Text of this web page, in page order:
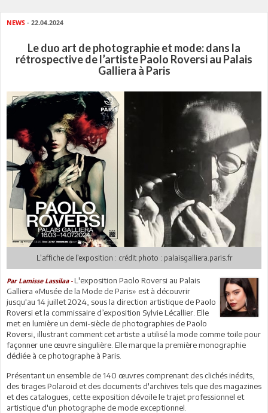
NEWS - 22.04.2024
Le duo art de photographie et mode: dans la
rétrospective de l’artiste Paolo Roversi au Palais
Galliera à Paris
L’affiche de l’exposition : crédit photo : palaisgalliera.paris.fr
Par Lamisse Lassilaa -L'exposition Paolo Roversi au Palais
Galliera «Musée de la Mode de Paris» est à découvrir
jusqu'au 14 juillet 2024, sous la direction artistique de Paolo
Roversi et la commissaire d’exposition Sylvie Lécallier. Elle
met en lumière un demi-siècle de photographies de Paolo
Roversi, illustrant comment cet artiste a utilisé la mode comme toile pour
façonner une œuvre singulière. Elle marque la première monographie
dédiée à ce photographe à Paris.
Présentant un ensemble de 140 œuvres comprenant des clichés inédits,
des tirages Polaroid et des documents d'archives tels que des magazines
et des catalogues, cette exposition dévoile le trajet professionnel et
artistique d'un photographe de mode exceptionnel.